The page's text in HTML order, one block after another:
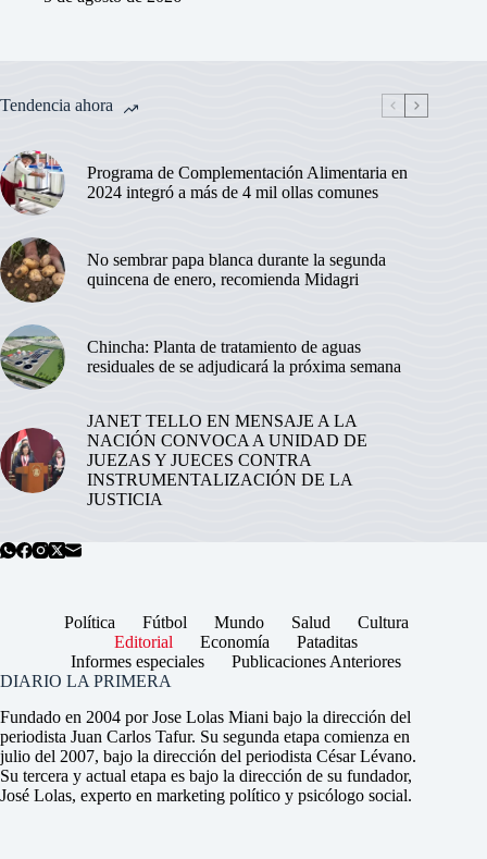
Tendencia ahora
Programa de Complementación Alimentaria en
2024 integró a más de 4 mil ollas comunes
No sembrar papa blanca durante la segunda
quincena de enero, recomienda Midagri
Chincha: Planta de tratamiento de aguas
residuales de se adjudicará la próxima semana
JANET TELLO EN MENSAJE A LA
NACIÓN CONVOCA A UNIDAD DE
JUEZAS Y JUECES CONTRA
INSTRUMENTALIZACIÓN DE LA
JUSTICIA
Política Fútbol Mundo Salud
Cultura
Editorial
Economía
Pataditas
Informes especiales
Publicaciones Anteriores
DIARIO LA PRIMERA
Fundado en 2004 por Jose Lolas Miani bajo la dirección del
periodista Juan Carlos Tafur. Su segunda etapa comienza en
julio del 2007, bajo la dirección del periodista César Lévano.
Su tercera y actual etapa es bajo la dirección de su fundador,
José Lolas, experto en marketing político y psicólogo social.